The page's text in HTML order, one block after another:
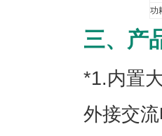
功
三、产
*1.内置
外接交